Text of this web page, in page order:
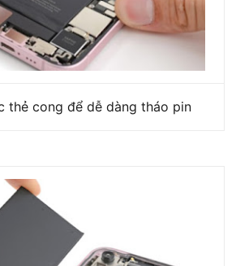
thẻ cong để dễ dàng tháo pin